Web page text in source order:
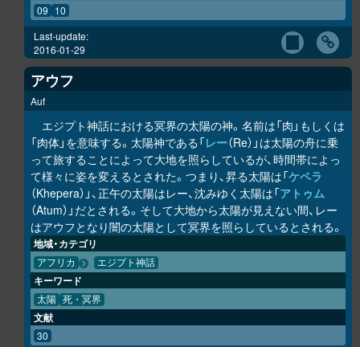
09 10
Last-update:
2016-01-29
アウフ
Auf
エジプト神話における冥界の太陽の神。名前は「肉」もしくは
「肉体」を意味する。太陽神である「レー（Re）」は太陽の舟に乗
って旅することによって大地を照らしているが、時間帯によっ
て様々に姿を変えるとされた。つまり、昇る太陽は「ケペラ
（Khepera）」、正午の太陽はレー、沈みゆく太陽は「アトゥム
（Atum）」だとされる。そして大地から太陽が見えない間、レー
はアウフとなり闇の太陽として冥界を照らしているとされる。
地域・カテゴリ
アフリカ エジプト神話
キーワード
太陽 死・冥界
文献
30